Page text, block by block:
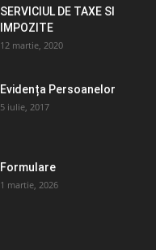
SERVICIUL DE TAXE SI
IMPOZITE
12 martie, 2020
Evidența Persoanelor
5 iulie, 2017
Formulare
1 martie, 2026